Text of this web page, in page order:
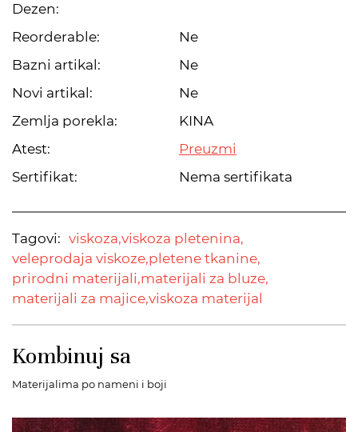
Dezen:
Reorderable:
Ne
Bazni artikal:
Ne
Novi artikal:
Ne
Zemlja porekla:
KINA
Atest:
Preuzmi
Sertifikat:
Nema sertifikata
Tagovi: viskoza,viskoza pletenina,
veleprodaja viskoze,pletene tkanine,
prirodni materijali,materijali za bluze,
materijali za majice,viskoza materijal
Kombinuj sa
Materijalima po nameni i boji